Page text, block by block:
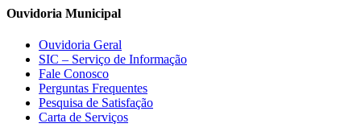
Ouvidoria Municipal
Ouvidoria Geral
SIC – Serviço de Informação
Fale Conosco
Perguntas Frequentes
Pesquisa de Satisfação
Carta de Serviços